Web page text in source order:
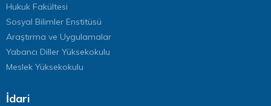
Hukuk Fakültesi
Sosyal Bilimler Enstitüsü
Araştırma ve Uygulamalar
Yabancı Diller Yüksekokulu
Meslek Yüksekokulu
İdari